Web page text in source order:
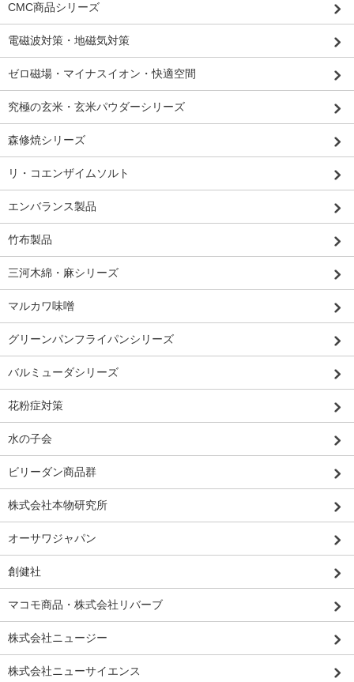
CMC商品シリーズ
電磁波対策・地磁気対策
ゼロ磁場・マイナスイオン・快適空間
究極の玄米・玄米パウダーシリーズ
森修焼シリーズ
リ・コエンザイムソルト
エンバランス製品
竹布製品
三河木綿・麻シリーズ
マルカワ味噌
グリーンパンフライパンシリーズ
バルミューダシリーズ
花粉症対策
水の子会
ビリーダン商品群
株式会社本物研究所
オーサワジャパン
創健社
マコモ商品・株式会社リバーブ
株式会社ニュージー
株式会社ニューサイエンス